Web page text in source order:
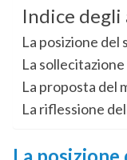
Indice
La posizione del
La
La proposta del
La riflessione